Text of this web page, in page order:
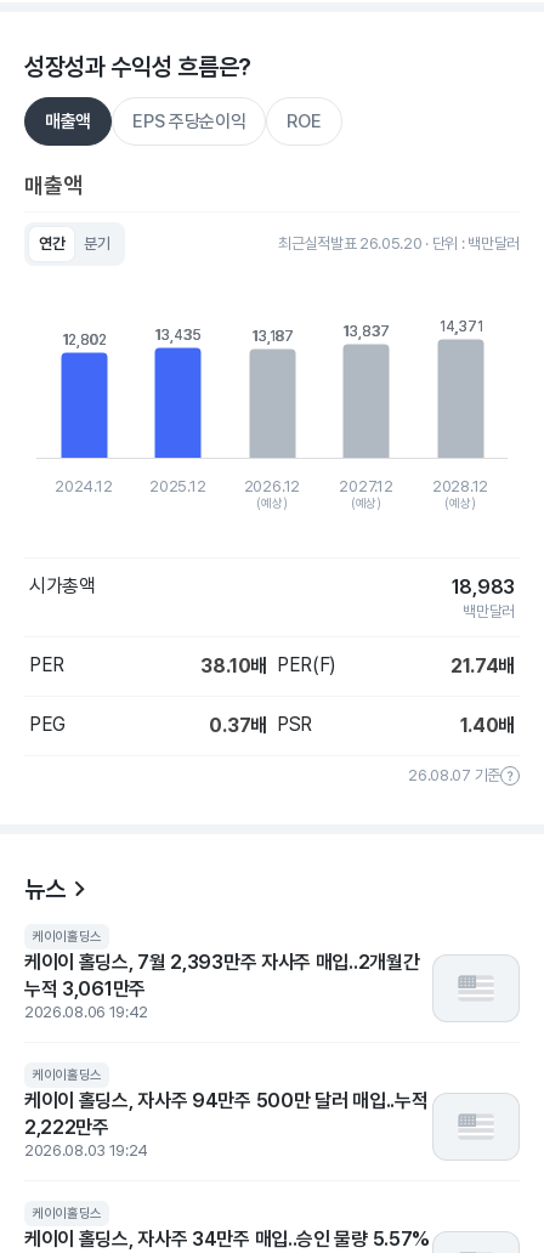
성장성과 수익성 흐름은?
매출액 EPS 주당순이익 ROE
매출액
연간 분기 최근실적발표 26.05.20 · 단위 : 백만달러
The chart has 1 X axis displaying categories.
The chart has 1 Y axis displaying values. Data ranges from
12,802
12,802 13,435
13,435 13,187
13,187 13,837
13,837 14,371
14,371
2024.12 2025.12 2026.12
(예상)
2027.12
(예상)
2028.12
(예상)
시가총액 18,983
백만달러
PER 38.10배 PER(F) 21.74배
PEG 0.37배 PSR 1.40배
26.08.07 기준
뉴스
케이이홀딩스
케이이 홀딩스, 7월 2,393만주 자사주 매입..2개월간
누적 3,061만주
2026.08.06 19:42
케이이홀딩스
케이이 홀딩스, 자사주 94만주 500만 달러 매입..누적
2,222만주
2026.08.03 19:24
케이이홀딩스
케이이 홀딩스, 자사주 34만주 매입..승인 물량 5.57%